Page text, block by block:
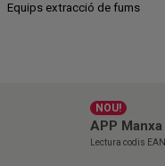
Equips extracció de fums
NOU!
APP Manxa
Lectura codis EAN